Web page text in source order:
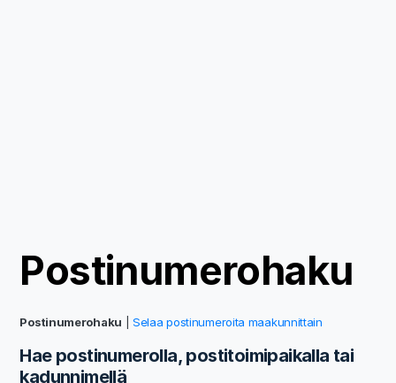
Postinumerohaku
Postinumerohaku |Selaa postinumeroita maakunnittain
Hae postinumerolla, postitoimipaikalla tai
kadunnimellä